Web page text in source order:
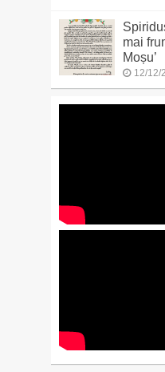
mai
Moșu’
12/12/